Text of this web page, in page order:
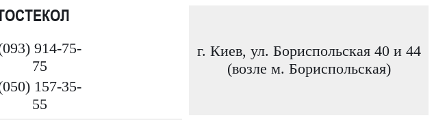
914-75-
75
157-35-
55
г. Киев, ул. Бориспольская 40 и 44
(возле м. Бориспольская)